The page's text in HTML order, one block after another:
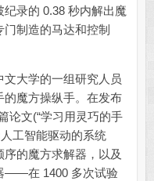
录的 0.38 秒内解出魔
制造的马达和控制
大学的一组研究人员
魔方操纵手。在发布
论文(“学习用灵巧的手
工智能驱动的系统
的魔方求解器，以及
——在 1400 多次试验